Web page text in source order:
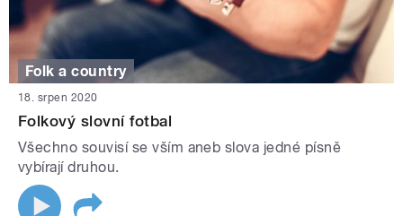
Folk a country
18. srpen 2020
Folkový slovní fotbal
Všechno souvisí se vším aneb slova jedné písně
vybírají druhou.